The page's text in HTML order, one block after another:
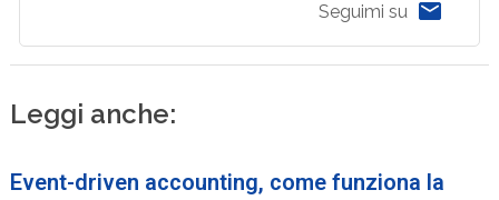
Seguimi su
Leggi anche:
Event-driven accounting, come funziona la